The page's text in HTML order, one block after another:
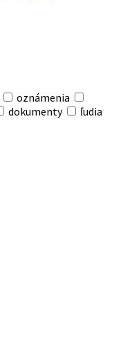
oznámenia
dokumenty ľudia